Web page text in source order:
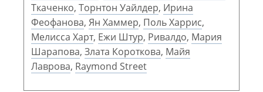
Ткаченко, Торнтон Уайлдер, Ирина
Феофанова, Ян Хаммер, Поль Харрис,
Мелисса Харт, Ежи Штур, Ривалдо, Мария
Шарапова, Злата Короткова, Майя
Лаврова, Raymond Street